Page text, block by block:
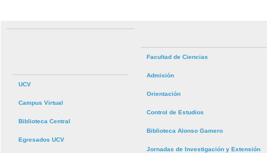
UCV
Campus Virtual
Biblioteca Central
Egresados UCV
Facultad de Ciencias
Admisión
Orientación
Control de Estudios
Biblioteca Alonso Gamero
Jornadas de Investigación y Extensión